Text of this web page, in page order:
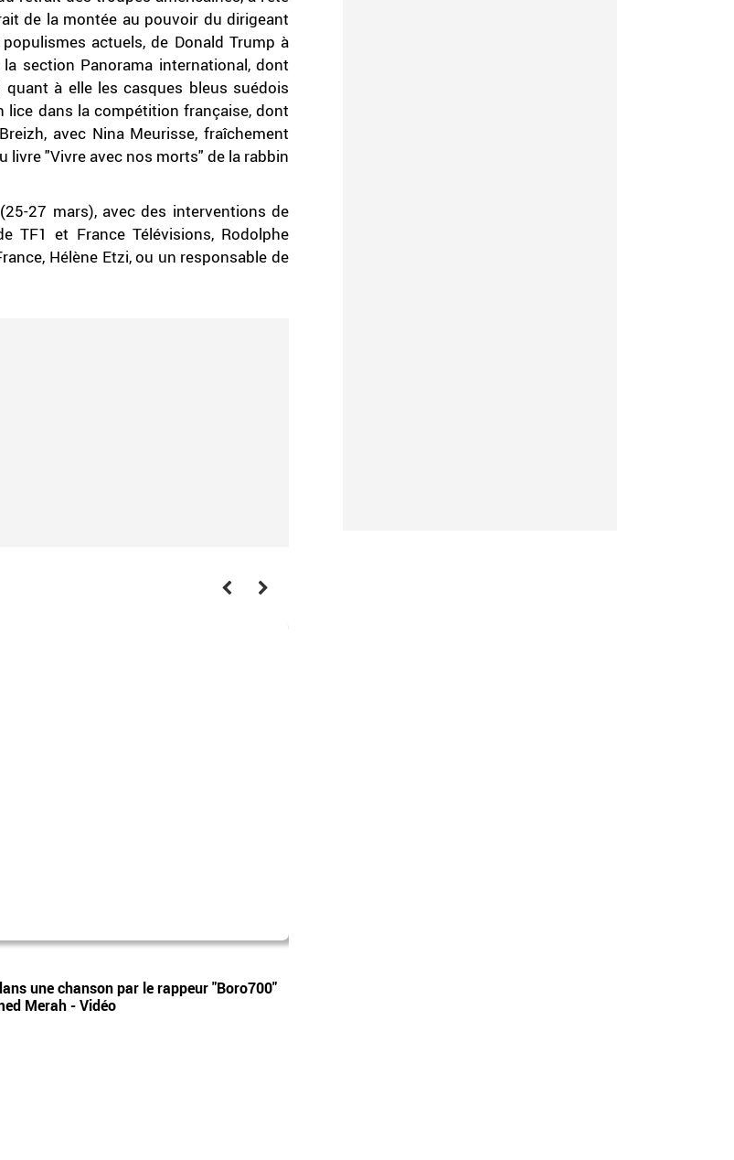
de la montée au pouvoir du dirigeant
actuels, de Donald Trump à
section Panorama international, dont
à elle les casques bleus suédois
lice dans la compétition française, dont
avec Nina Meurisse, fraîchement
livre "Vivre avec nos morts" de la rabbin
27 mars), avec des interventions de
TF1 et France Télévisions, Rodolphe
Hélène Etzi, ou un responsable de
une chanson par le rappeur "Boro700"
Merah - Vidéo